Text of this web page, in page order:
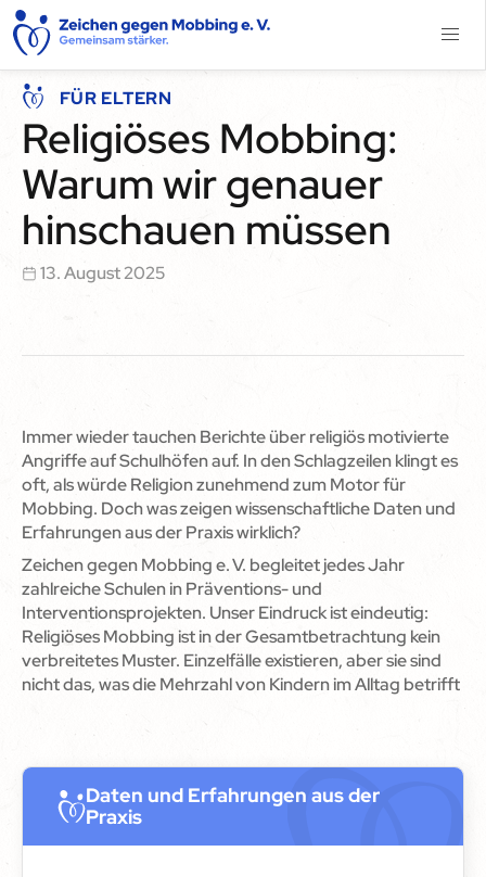
FÜR ELTERN
Religiöses Mobbing:
Warum wir genauer
hinschauen müssen
13. August 2025
Immer wieder tauchen Berichte über religiös motivierte
Angriffe auf Schulhöfen auf. In den Schlagzeilen klingt es
oft, als würde Religion zunehmend zum Motor für
Mobbing. Doch was zeigen wissenschaftliche Daten und
Erfahrungen aus der Praxis wirklich?
Zeichen gegen Mobbing e. V. begleitet jedes Jahr
zahlreiche Schulen in Präventions- und
Interventionsprojekten. Unser Eindruck ist eindeutig:
Religiöses Mobbing ist in der Gesamtbetrachtung kein
verbreitetes Muster. Einzelfälle existieren, aber sie sind
nicht das, was die Mehrzahl von Kindern im Alltag betrifft
Daten und Erfahrungen aus der
Praxis